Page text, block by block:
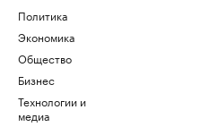
Политика
Экономика
Общество
Бизнес
Технологии и
медиа